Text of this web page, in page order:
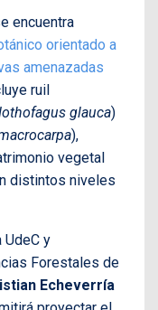
encuentra
orientado a
amenazadas
ruil
glauca)
),
vegetal
distintos niveles
UdeC y
Forestales de
Echeverría